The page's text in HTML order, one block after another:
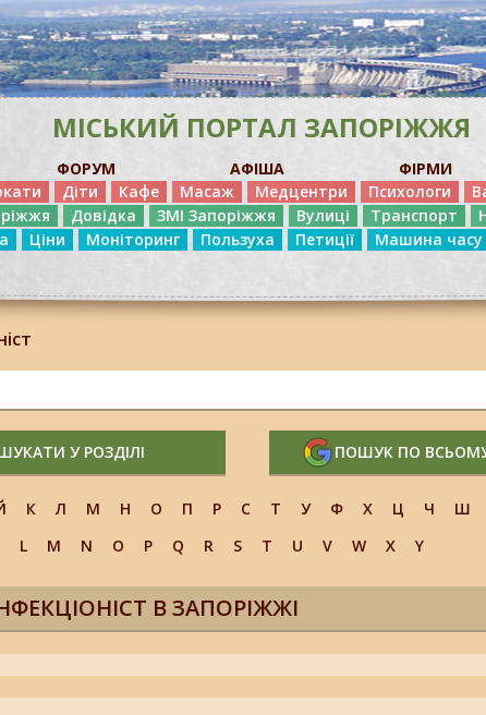
МІСЬКИЙ ПОРТАЛ ЗАПОРІЖЖЯ
ФОРУМ АФІША ФІРМИ
Діти Кафе Масаж Медцентри Психологи
Довідка ЗМІ Запоріжжя Вулиці Транспорт
Ціни Моніторинг Пользуха Петиції Машина часу
У РОЗДІЛІ ПОШУК ПО
К Л М Н О П Р С Т У Ф Х Ц Ч Ш
L M N O P Q R S T U V W X Y
В ЗАПОРІЖЖІ